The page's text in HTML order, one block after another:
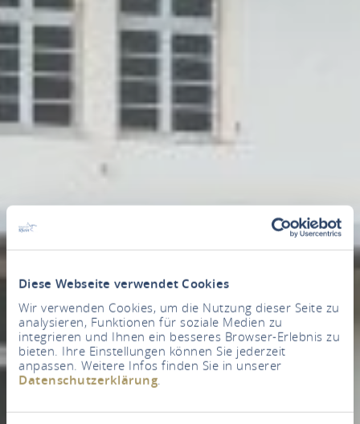
Diese Webseite verwendet Cookies
Wir verwenden Cookies, um die Nutzung dieser Seite zu
analysieren, Funktionen für soziale Medien zu
integrieren und Ihnen ein besseres Browser-Erlebnis zu
bieten. Ihre Einstellungen können Sie jederzeit
anpassen. Weitere Infos finden Sie in unserer
Datenschutzerklärung.